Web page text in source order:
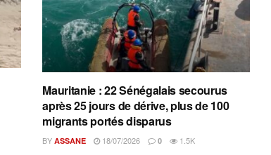
Mauritanie : 22 Sénégalais secourus
après 25 jours de dérive, plus de 100
migrants portés disparus
BY ASSANE 18/07/2026 0 1.5K